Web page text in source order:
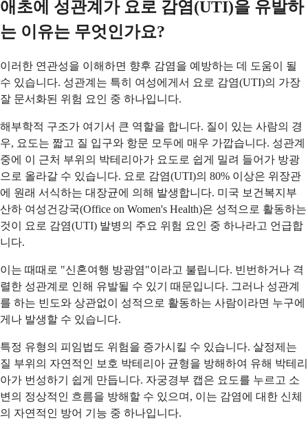
애초에 성관계가 요로 감염(UTI)을 유발하
는 이유는 무엇인가요?
이러한 연관성을 이해하면 향후 감염을 예방하는 데 도움이 될
수 있습니다. 성관계는 특히 여성에게서 요로 감염(UTI)의 가장
잘 문서화된 위험 요인 중 하나입니다.
해부학적 구조가 여기서 큰 역할을 합니다. 질이 있는 사람의 경
우, 요도는 짧고 질 입구와 항문 모두에 매우 가깝습니다. 성관계
중에 이 근처 부위의 박테리아가 요도로 쉽게 밀려 들어가 방광
으로 올라갈 수 있습니다. 요로 감염(UTI)의 80% 이상은 위장관
에 원래 서식하는 대장균에 의해 발생합니다. 미국 보건복지부
산하 여성건강국(Office on Women's Health)은 성적으로 활동하는
것이 요로 감염(UTI) 발병의 주요 위험 요인 중 하나라고 언급합
니다.
이는 때때로 "신혼여행 방광염"이라고 불립니다. 빈번하거나 격
렬한 성관계로 인해 유발될 수 있기 때문입니다. 그러나 성관계
를 하는 빈도와 상관없이 성적으로 활동하는 사람이라면 누구에
게나 발생할 수 있습니다.
특정 유형의 피임법도 위험을 증가시킬 수 있습니다. 살정제는
질 부위의 자연적인 보호 박테리아 균형을 방해하여 유해 박테리
아가 번성하기 쉽게 만듭니다. 자궁경부 캡은 요도를 누르고 소
변의 정상적인 흐름을 방해할 수 있으며, 이는 감염에 대한 신체
의 자연적인 방어 기능 중 하나입니다.